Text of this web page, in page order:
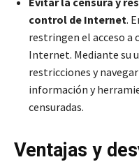
control de Internet.
restringen el acceso a
Internet. Mediante su
restricciones y
información y
censuradas.
Ventajas y